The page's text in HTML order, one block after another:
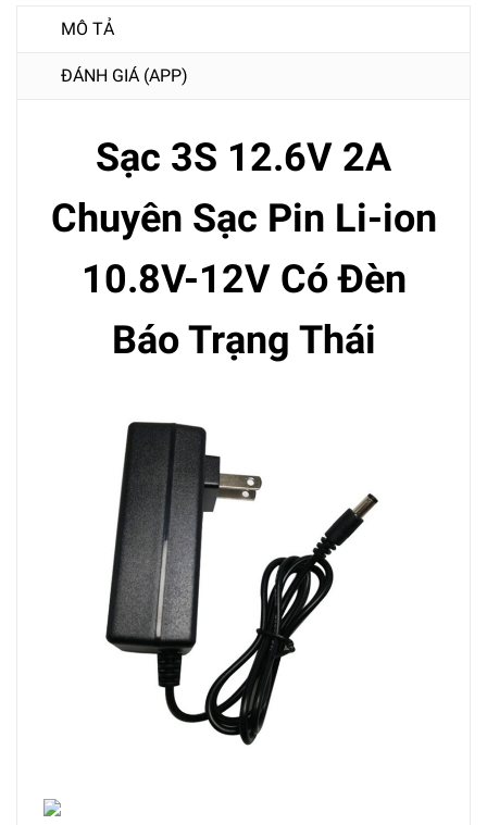
MÔ TẢ
ĐÁNH GIÁ (APP)
Sạc 3S 12.6V 2A
Chuyên Sạc Pin Li-ion
10.8V-12V Có Đèn
Báo Trạng Thái